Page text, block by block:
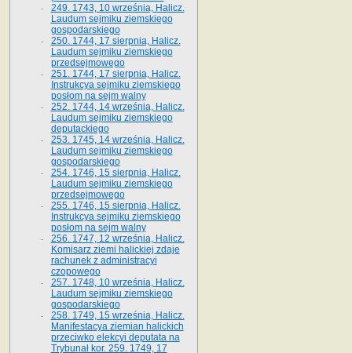
249. 1743, 10 września, Halicz.
Laudum sejmiku ziemskiego
gospodarskiego
250. 1744, 17 sierpnia, Halicz.
Laudum sejmiku ziemskiego
przedsejmowego
251. 1744, 17 sierpnia, Halicz.
Instrukcya sejmiku ziemskiego
posłom na sejm walny
252. 1744, 14 września, Halicz.
Laudum sejmiku ziemskiego
deputackiego
253. 1745, 14 września, Halicz.
Laudum sejmiku ziemskiego
gospodarskiego
254. 1746, 15 sierpnia, Halicz.
Laudum sejmiku ziemskiego
przedsejmowego
255. 1746, 15 sierpnia, Halicz.
Instrukcya sejmiku ziemskiego
posłom na sejm walny
256. 1747, 12 września, Halicz.
Komisarz ziemi halickiej zdaje
rachunek z administracyi
czopowego
257. 1748, 10 września, Halicz.
Laudum sejmiku ziemskiego
gospodarskiego
258. 1749, 15 września, Halicz.
Manifestacya ziemian halickich
przeciwko elekcyi deputata na
Trybunał kor. 259. 1749, 17